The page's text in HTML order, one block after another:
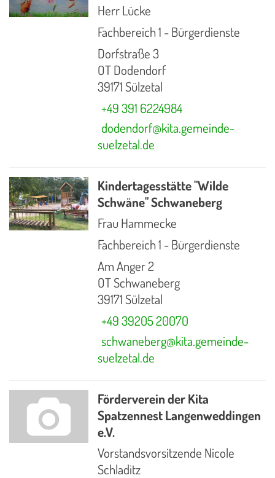
Herr Lücke
Fachbereich 1 - Bürgerdienste
Dorfstraße 3
OT Dodendorf
39171 Sülzetal
+49 391 6224984
dodendorf@kita.gemeinde-
suelzetal.de
Kindertagesstätte "Wilde
Schwäne" Schwaneberg
Frau Hammecke
Fachbereich 1 - Bürgerdienste
Am Anger 2
OT Schwaneberg
39171 Sülzetal
+49 39205 20070
schwaneberg@kita.gemeinde-
suelzetal.de
Förderverein der Kita
Spatzennest Langenweddingen
e.V.
Vorstandsvorsitzende Nicole
Schladitz